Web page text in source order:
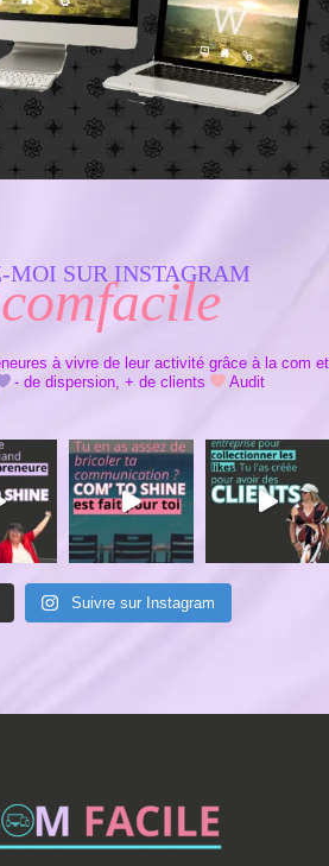
MOI SUR INSTAGRAM
à vivre de leur activité grâce à la com et
- de dispersion, + de clients
Audit
Suivre sur Instagram